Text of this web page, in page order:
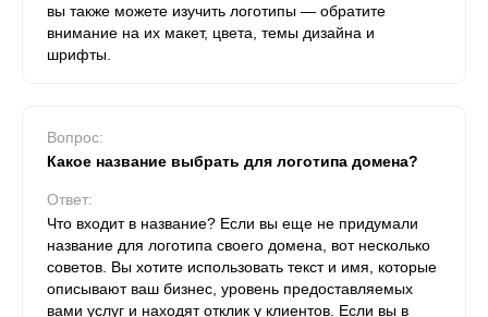
вы также можете изучить логотипы — обратите
внимание на их макет, цвета, темы дизайна и
шрифты.
Вопрос:
Какое название выбрать для логотипа домена?
Ответ:
Что входит в название? Если вы еще не придумали
название для логотипа своего домена, вот несколько
советов. Вы хотите использовать текст и имя, которые
описывают ваш бизнес, уровень предоставляемых
вами услуг и находят отклик у клиентов. Если вы в